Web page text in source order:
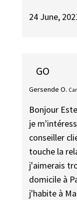
24 June,
GO
Gersende O.
Bonjour
je
conseiller
touche la
j'aimerais
domicile à
j'habite à